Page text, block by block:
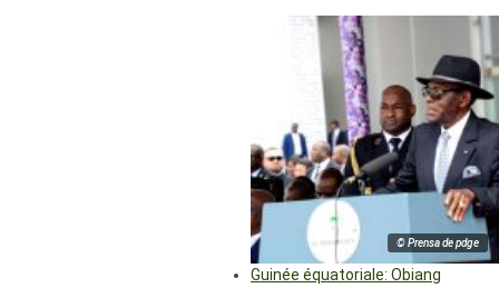
© Prensa de pdge
Guinée équatoriale: Obiang